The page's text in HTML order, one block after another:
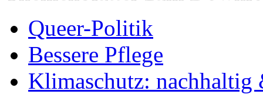
Queer-Politik
Bessere Pflege
Klimaschutz: nachhaltig